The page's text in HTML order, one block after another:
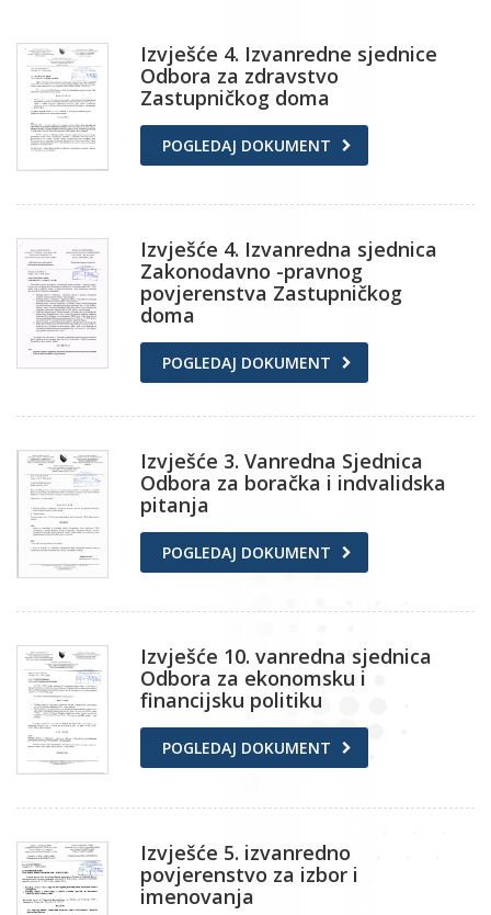
Izvješće 4. Izvanredne sjednice
Odbora za zdravstvo
Zastupničkog doma
POGLEDAJ DOKUMENT
Izvješće 4. Izvanredna sjednica
Zakonodavno -pravnog
povjerenstva Zastupničkog
doma
POGLEDAJ DOKUMENT
Izvješće 3. Vanredna Sjednica
Odbora za boračka i indvalidska
pitanja
POGLEDAJ DOKUMENT
Izvješće 10. vanredna sjednica
Odbora za ekonomsku i
financijsku politiku
POGLEDAJ DOKUMENT
Izvješće 5. izvanredno
povjerenstvo za izbor i
imenovanja